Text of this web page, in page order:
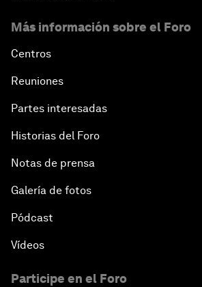
Más información sobre el Foro
Centros
Reuniones
Partes interesadas
Historias del Foro
Notas de prensa
Galería de fotos
Pódcast
Vídeos
Participe en el Foro